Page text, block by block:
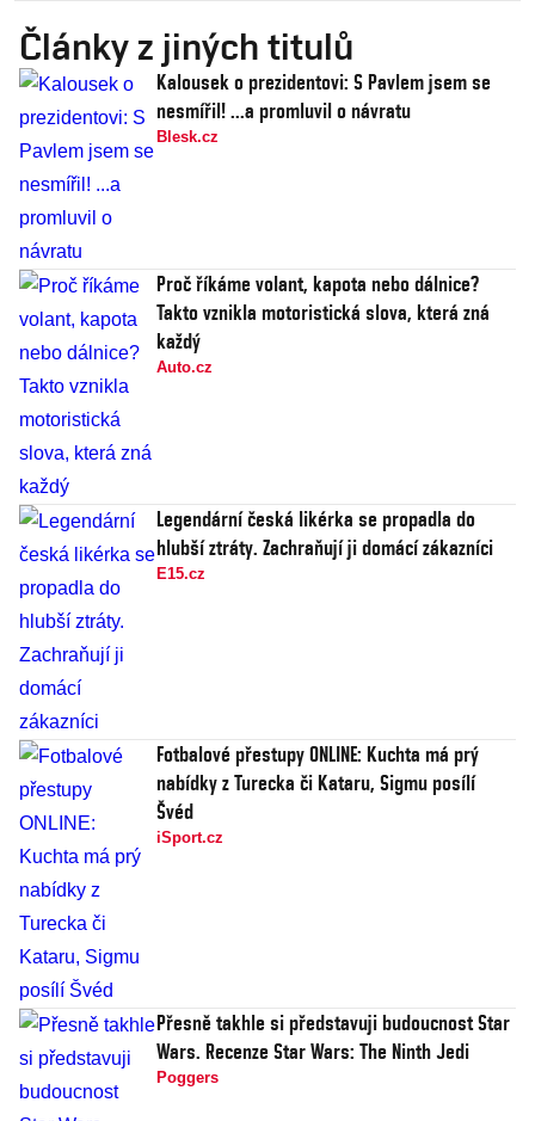
Články z jiných titulů
Kalousek o prezidentovi: S Pavlem jsem se
nesmířil! ...a promluvil o návratu
Blesk.cz
Proč říkáme volant, kapota nebo dálnice?
Takto vznikla motoristická slova, která zná
každý
Auto.cz
Legendární česká likérka se propadla do
hlubší ztráty. Zachraňují ji domácí zákazníci
E15.cz
Fotbalové přestupy ONLINE: Kuchta má prý
nabídky z Turecka či Kataru, Sigmu posílí
Švéd
iSport.cz
Přesně takhle si představuji budoucnost Star
Wars. Recenze Star Wars: The Ninth Jedi
Poggers